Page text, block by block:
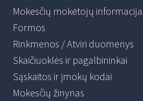
Mokesčių mokėtojų informacija
Formos
Rinkmenos / Atviri duomenys
Skaičiuoklės ir pagalbininkai
Sąskaitos ir įmokų kodai
Mokesčių žinynas